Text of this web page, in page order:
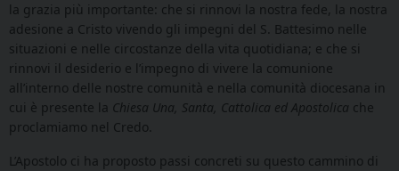
la grazia più importante: che si rinnovi la nostra fede, la nostra
adesione a Cristo vivendo gli impegni del S. Battesimo nelle
situazioni e nelle circostanze della vita quotidiana; e che si
rinnovi il desiderio e l’impegno di vivere la comunione
all’interno delle nostre comunità e nella comunità diocesana in
cui è presente la Chiesa Una, Santa, Cattolica ed Apostolica che
proclamiamo nel Credo.
L’Apostolo ci ha proposto passi concreti su questo cammino di